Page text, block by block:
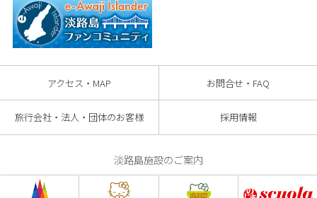
アクセス・MAP お問合せ・FAQ
旅行会社・法人・団体のお客様 採用情報
淡路島施設のご案内